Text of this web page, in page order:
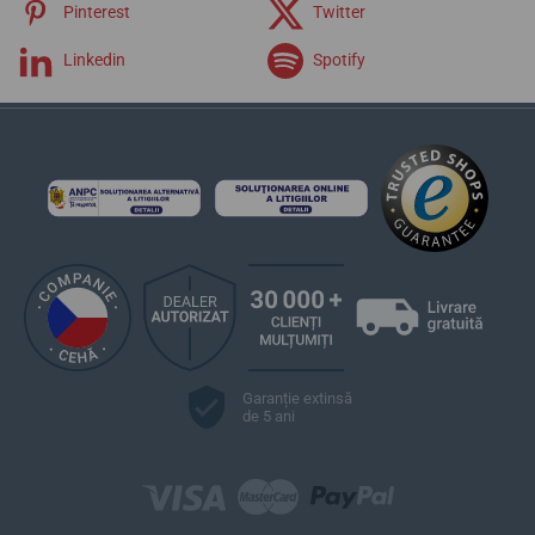
Pinterest Twitter
Linkedin Spotify
Garanție extinsă
de 5 ani